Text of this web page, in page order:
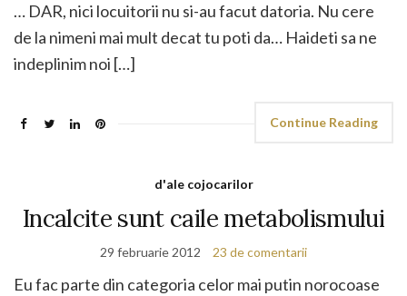
… DAR, nici locuitorii nu si-au facut datoria. Nu cere
de la nimeni mai mult decat tu poti da… Haideti sa ne
indeplinim noi […]
Continue Reading
d'ale cojocarilor
Incalcite sunt caile metabolismului
29 februarie 2012 23 de comentarii
Eu fac parte din categoria celor mai putin norocoase